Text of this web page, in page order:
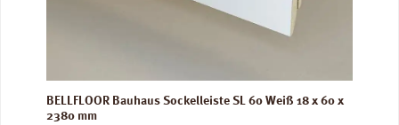
BELLFLOOR Bauhaus Sockelleiste SL 60 Weiß 18 x 60 x
2380 mm